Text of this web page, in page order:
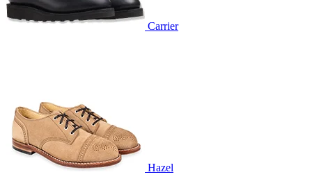
Carrier
Hazel